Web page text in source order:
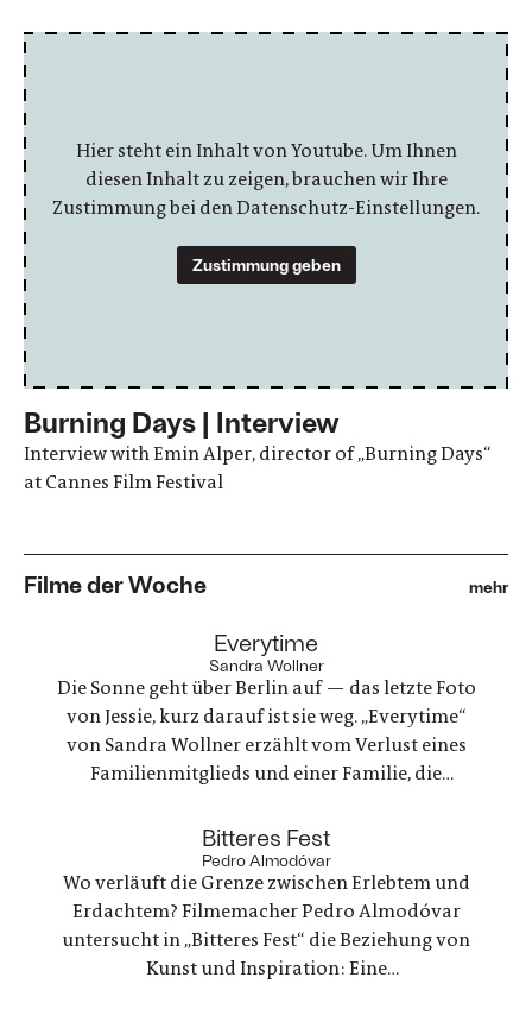
Hier steht ein Inhalt von Youtube. Um Ihnen
diesen Inhalt zu zeigen, brauchen wir Ihre
Zustimmung bei den Datenschutz-Einstellungen.
Zustimmung geben
Burning Days | Interview
Interview with Emin Alper, director of „Burning Days“
at Cannes Film Festival
Filme der Woche mehr
Everytime
Sandra Wollner
Die Sonne geht über Berlin auf — das letzte Foto
von Jessie, kurz darauf ist sie weg. „Everytime“
von Sandra Wollner erzählt vom Verlust eines
Familienmitglieds und einer Familie, die
ungewöhnlicher Familienurlaub wird zu einem
Spannungsfeld zwischen Trauer, Erinnerungen
und einer Welt, die nie innehält.
Bitteres Fest
Pedro Almodóvar
Wo verläuft die Grenze zwischen Erlebtem und
Erdachtem? Filmemacher Pedro Almodóvar
untersucht in „Bitteres Fest“ die Beziehung von
Kunst und Inspiration: Eine